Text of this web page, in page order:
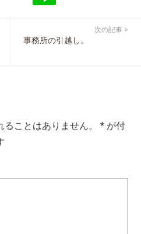
次の記事 >
事務所の引越し。
ことはありません。
* が付